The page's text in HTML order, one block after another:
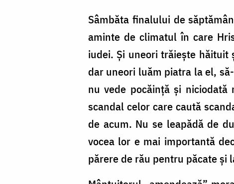
Sâmbăta finalului de
aminte de climatul în care
iudei. Și uneori trăiește hăituit
dar uneori luăm piatra la el,
nu vede pocăință și
scandal celor care caută
de acum. Nu se leapădă de
vocea lor e mai importantă
părere de rău pentru păcate